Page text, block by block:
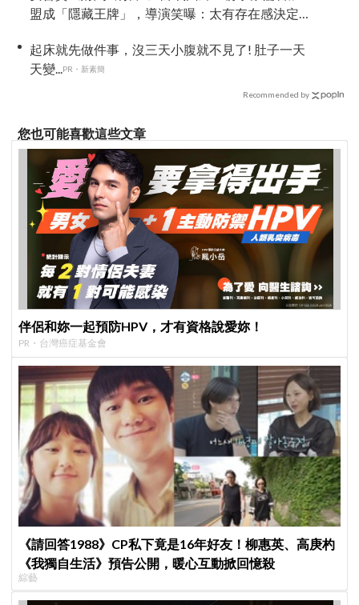
盟成「隱藏王牌」，導演笑曝：太有存在感決定
起床就先做件事，沒三天小腹就不見了! 肚子一天
天變...PR・新素簡
Recommended by
您也可能喜歡這些文章
伴侶和妳一起預防HPV，才有資格說愛妳！
PR・台灣癌症基金會
《請回答1988》CP私下竟是16年好友！柳惠英、高庚杓
《我獨自生活》預告公開，暖心互動掀回憶殺
綜藝